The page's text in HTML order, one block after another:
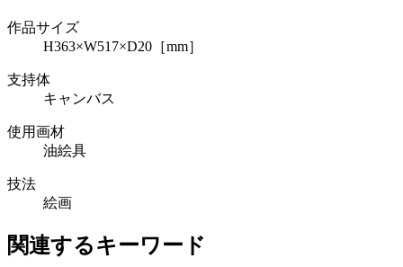
作品サイズ
H363×W517×D20［mm］
支持体
キャンバス
使用画材
油絵具
技法
絵画
関連するキーワード